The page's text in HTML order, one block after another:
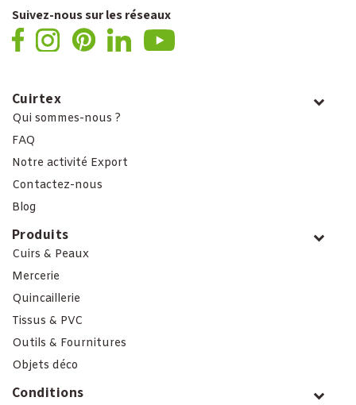
Suivez-nous sur les réseaux
Cuirtex
Qui sommes-nous ?
FAQ
Notre activité Export
Contactez-nous
Blog
Produits
Cuirs & Peaux
Mercerie
Quincaillerie
Tissus & PVC
Outils & Fournitures
Objets déco
Conditions